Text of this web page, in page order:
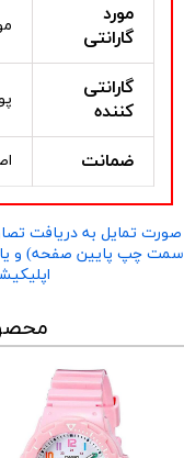
مورد
گارانتی
گارانتی
کننده
ضمانت
تمایل به دریافت